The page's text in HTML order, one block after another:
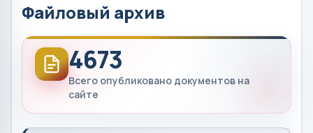
Файловый архив
4673
Всего опубликовано документов на
сайте